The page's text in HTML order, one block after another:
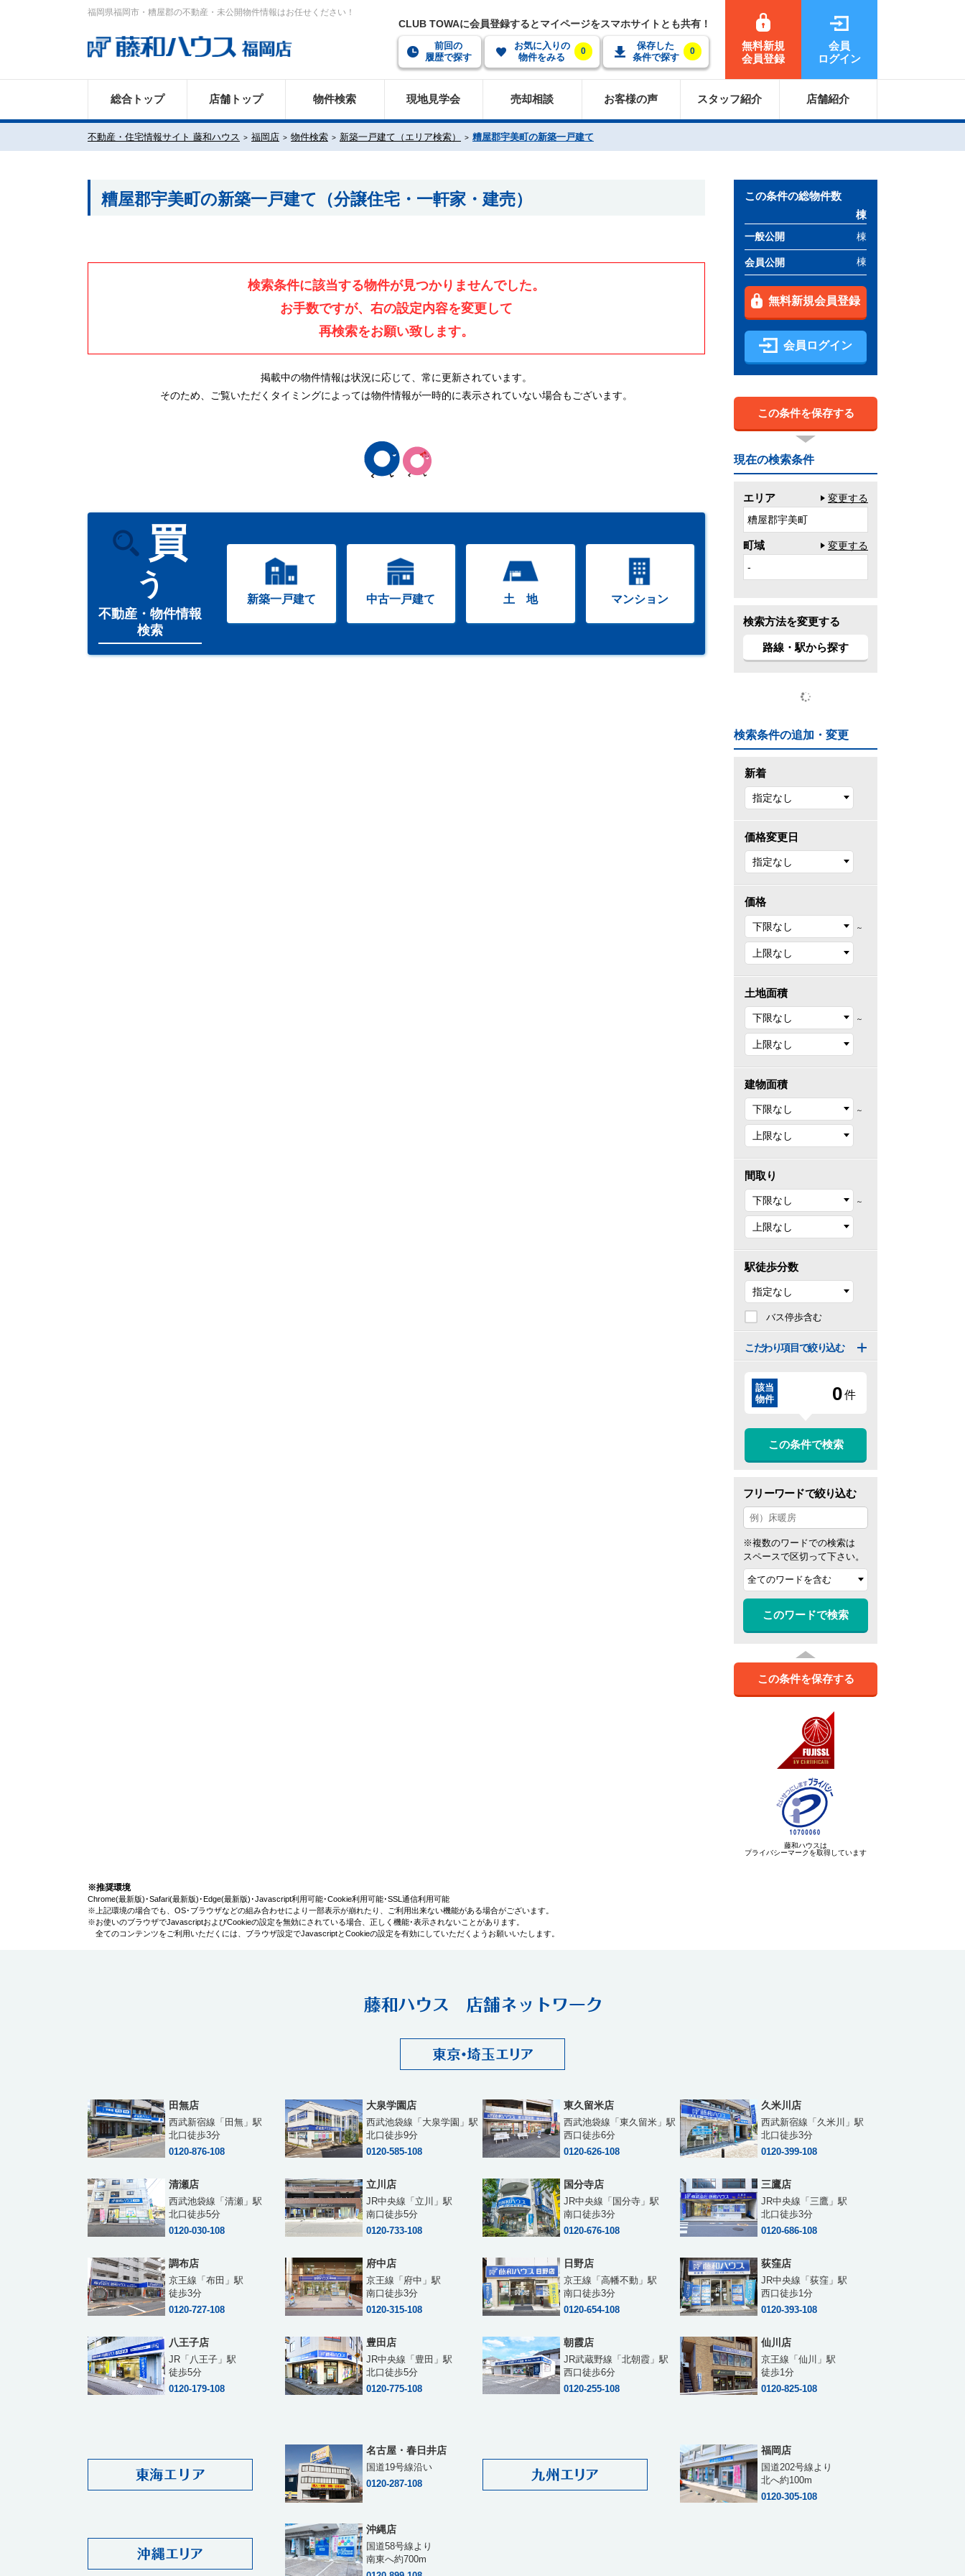
福岡県福岡市・糟屋郡の不動産・未公開物件情報はお任せください！
CLUB TOWAに会員登録するとマイページをスマホサイトとも共有！
前回の
履歴で探す
お気に入りの
物件をみる
0
保存した
条件で探す
0
無料新規
会員登録
会員
ログイン
総合トップ 店舗トップ 物件検索 現地見学会 売却相談 お客様の声 スタッフ紹介 店舗紹介
不動産・住宅情報サイト 藤和ハウス 福岡店 物件検索 新築一戸建て（エリア検索） 糟屋郡宇美町の新築一戸建て
糟屋郡宇美町の新築一戸建て（分譲住宅・一軒家・建売）
検索条件に該当する物件が見つかりませんでした。
お手数ですが、右の設定内容を変更して
再検索をお願い致します。
掲載中の物件情報は状況に応じて、常に更新されています。
そのため、ご覧いただくタイミングによっては物件情報が一時的に表示されていない場合もございます。
買
う
不動産・物件情報
検索
新築一戸建て 中古一戸建て 土 地 マンション
この条件の総物件数
棟
一般公開 棟
会員公開 棟
無料新規会員登録
会員ログイン
この条件を保存する
現在の検索条件
エリア
変更する
糟屋郡宇美町
町域
変更する
-
検索方法を変更する
路線・駅から探す
検索条件の追加・変更
新着
価格変更日
価格
～
土地面積
～
建物面積
～
間取り
～
駅徒歩分数
バス停歩含む
こだわり項目で絞り込む
該当
物件
0件
この条件で検索
フリーワードで絞り込む
※複数のワードでの検索は
スペースで区切って下さい。
このワードで検索
この条件を保存する
藤和ハウスは
プライバシーマークを取得しています
※推奨環境
Chrome(最新版)･Safari(最新版)･Edge(最新版)･Javascript利用可能･Cookie利用可能･SSL通信利用可能
※上記環境の場合でも、OS･ブラウザなどの組み合わせにより一部表示が崩れたり、ご利用出来ない機能がある場合がございます。
※お使いのブラウザでJavascriptおよびCookieの設定を無効にされている場合、正しく機能･表示されないことがあります。
全てのコンテンツをご利用いただくには、ブラウザ設定でJavascriptとCookieの設定を有効にしていただくようお願いいたします。
田無店
西武新宿線「田無」駅
北口徒歩3分
0120-876-108
大泉学園店
西武池袋線「大泉学園」駅
北口徒歩9分
0120-585-108
東久留米店
西武池袋線「東久留米」駅
西口徒歩6分
0120-626-108
久米川店
西武新宿線「久米川」駅
北口徒歩3分
0120-399-108
清瀬店
西武池袋線「清瀬」駅
北口徒歩5分
0120-030-108
立川店
JR中央線「立川」駅
南口徒歩5分
0120-733-108
国分寺店
JR中央線「国分寺」駅
南口徒歩3分
0120-676-108
三鷹店
JR中央線「三鷹」駅
北口徒歩3分
0120-686-108
調布店
京王線「布田」駅
徒歩3分
0120-727-108
府中店
京王線「府中」駅
南口徒歩3分
0120-315-108
日野店
京王線「高幡不動」駅
南口徒歩3分
0120-654-108
荻窪店
JR中央線「荻窪」駅
西口徒歩1分
0120-393-108
八王子店
JR「八王子」駅
徒歩5分
0120-179-108
豊田店
JR中央線「豊田」駅
北口徒歩5分
0120-775-108
朝霞店
JR武蔵野線「北朝霞」駅
西口徒歩6分
0120-255-108
仙川店
京王線「仙川」駅
徒歩1分
0120-825-108
名古屋・春日井店
国道19号線沿い
0120-287-108
福岡店
国道202号線より
北へ約100m
0120-305-108
沖縄店
国道58号線より
南東へ約700m